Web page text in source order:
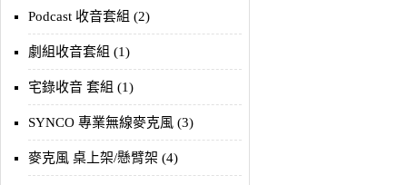
Podcast 收音套組 (2)
劇組收音套組 (1)
宅錄收音 套組 (1)
SYNCO 專業無線麥克風 (3)
麥克風 桌上架/懸臂架 (4)